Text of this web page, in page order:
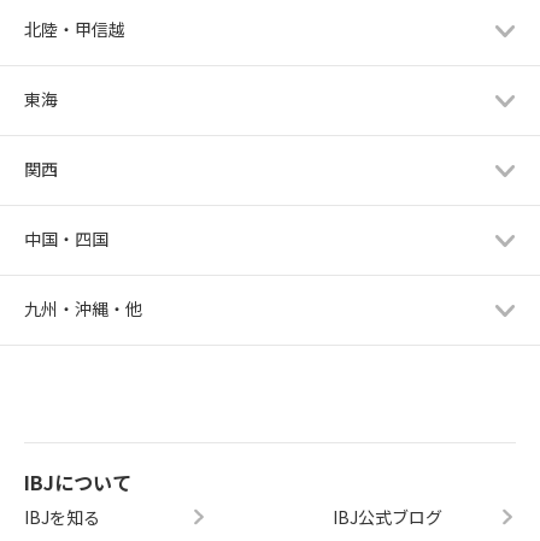
北陸・甲信越
東海
関西
中国・四国
九州・沖縄・他
IBJについて
IBJを知る IBJ公式ブログ